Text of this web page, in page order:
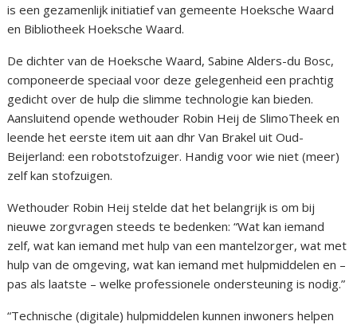
is een gezamenlijk initiatief van gemeente Hoeksche Waard
en Bibliotheek Hoeksche Waard.
De dichter van de Hoeksche Waard, Sabine Alders-du Bosc,
componeerde speciaal voor deze gelegenheid een prachtig
gedicht over de hulp die slimme technologie kan bieden.
Aansluitend opende wethouder Robin Heij de SlimoTheek en
leende het eerste item uit aan dhr Van Brakel uit Oud-
Beijerland: een robotstofzuiger. Handig voor wie niet (meer)
zelf kan stofzuigen.
Wethouder Robin Heij stelde dat het belangrijk is om bij
nieuwe zorgvragen steeds te bedenken: “Wat kan iemand
zelf, wat kan iemand met hulp van een mantelzorger, wat met
hulp van de omgeving, wat kan iemand met hulpmiddelen en –
pas als laatste – welke professionele ondersteuning is nodig.”
“Technische (digitale) hulpmiddelen kunnen inwoners helpen